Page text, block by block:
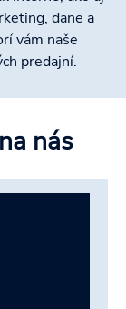
dane a
vám naše
predajní.
nás